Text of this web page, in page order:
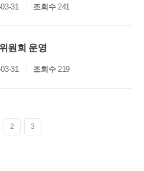
31 조회수241
원회 운영
31 조회수219
2 3